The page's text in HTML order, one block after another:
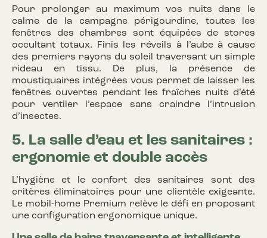
Pour prolonger au maximum vos nuits dans le
calme de la campagne périgourdine, toutes les
fenêtres des chambres sont équipées de stores
occultant totaux. Finis les réveils à l’aube à cause
des premiers rayons du soleil traversant un simple
rideau en tissu. De plus, la présence de
moustiquaires intégrées vous permet de laisser les
fenêtres ouvertes pendant les fraîches nuits d’été
pour ventiler l’espace sans craindre l’intrusion
d’insectes.
5. La salle d’eau et les sanitaires :
ergonomie et double accès
L’hygiène et le confort des sanitaires sont des
critères éliminatoires pour une clientèle exigeante.
Le mobil-home Premium relève le défi en proposant
une configuration ergonomique unique.